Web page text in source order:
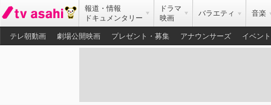
報道・情報
ドキュメンタリー
ドラマ
映画
バラエティ 音楽
テレ朝動画 劇場公開映画 プレゼント・募集 アナウンサーズ イベント